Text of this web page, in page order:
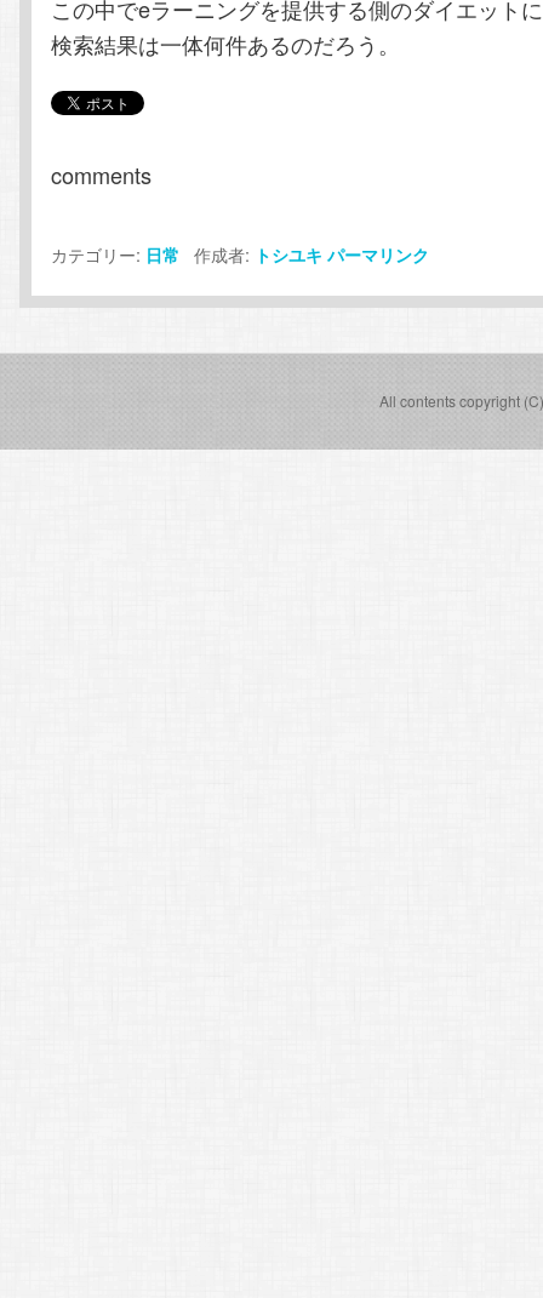
この中でeラーニングを提供する側のダイエット
検索結果は一体何件あるのだろう。
comments
カテゴリー: 日常 作成者: トシユキ パーマリンク
All contents copyright